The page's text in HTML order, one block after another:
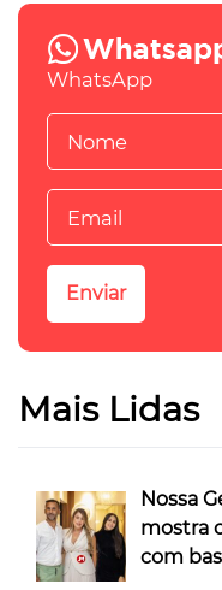
WhatsApp
Mais Lidas
Nossa
mostra
com